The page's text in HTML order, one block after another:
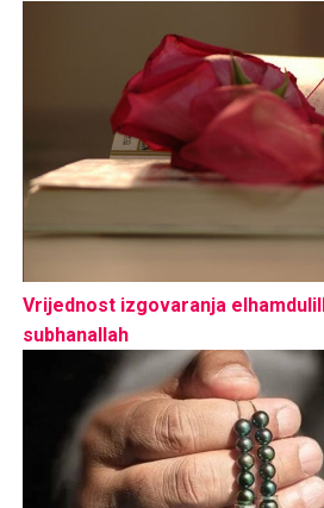
Vrijednost izgovaranja
subhanallah